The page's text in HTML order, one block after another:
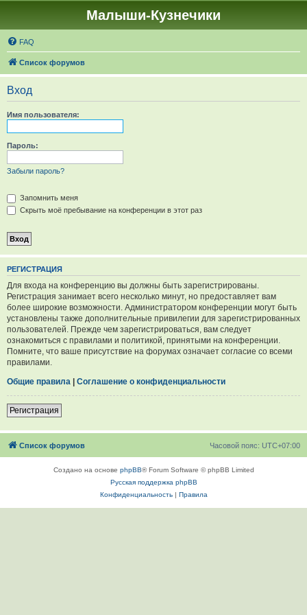
Малыши-Кузнечики
FAQ
Список форумов
Вход
Имя пользователя:
Пароль:
Забыли пароль?
Запомнить меня
Скрыть моё пребывание на конференции в этот раз
РЕГИСТРАЦИЯ
Для входа на конференцию вы должны быть зарегистрированы.
Регистрация занимает всего несколько минут, но предоставляет вам
более широкие возможности. Администратором конференции могут быть
установлены также дополнительные привилегии для зарегистрированных
пользователей. Прежде чем зарегистрироваться, вам следует
ознакомиться с правилами и политикой, принятыми на конференции.
Помните, что ваше присутствие на форумах означает согласие со всеми
правилами.
Общие правила | Соглашение о конфиденциальности
Регистрация
Список форумов Часовой пояс: UTC+07:00
Создано на основе phpBB® Forum Software © phpBB Limited
Русская поддержка phpBB
Конфиденциальность| Правила